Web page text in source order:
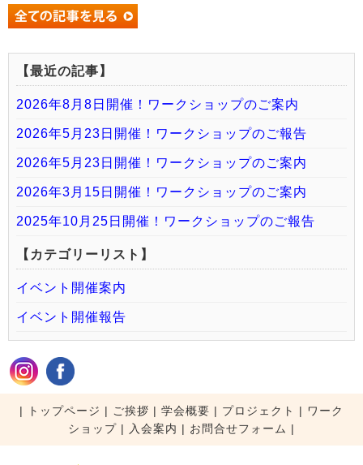
【最近の記事】
2026年8月8日開催！ワークショップのご案内
2026年5月23日開催！ワークショップのご報告
2026年5月23日開催！ワークショップのご案内
2026年3月15日開催！ワークショップのご案内
2025年10月25日開催！ワークショップのご報告
【カテゴリーリスト】
イベント開催案内
イベント開催報告
| トップページ | ご挨拶 | 学会概要 | プロジェクト | ワーク
ショップ| 入会案内 | お問合せフォーム |